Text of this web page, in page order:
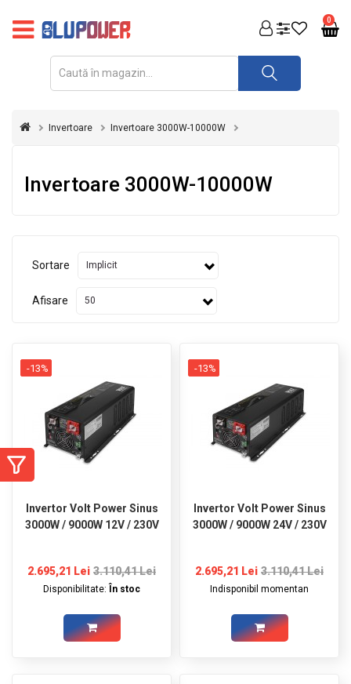
0
FOTOVOLTAICE
REDRESOARE
STABILIZATOARE
ECHIPAMENTE
ELECTRICE
ECHIPAMENTE
PROTECȚIE
Invertoare Invertoare 3000W-10000W
Invertoare 3000W-10000W
Sortare
Afisare
-13%
Invertor Volt Power Sinus
3000W / 9000W 12V / 230V
2.695,21 Lei 3.110,41 Lei
Disponibilitate: În stoc
-13%
Invertor Volt Power Sinus
3000W / 9000W 24V / 230V
2.695,21 Lei 3.110,41 Lei
Indisponibil momentan